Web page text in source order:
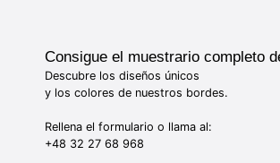
Consigue el muestrario completo
Descubre los diseños únicos
y los colores de nuestros bordes.
Rellena el formulario o llama al:
+48 32 27 68 968